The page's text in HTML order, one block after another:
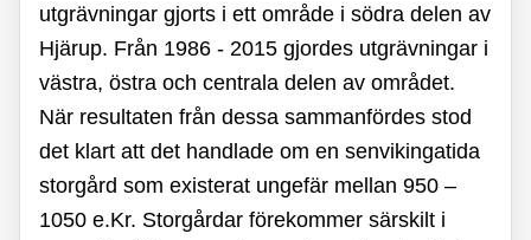
utgrävningar gjorts i ett område i södra delen av
Hjärup. Från 1986 - 2015 gjordes utgrävningar i
västra, östra och centrala delen av området.
När resultaten från dessa sammanfördes stod
det klart att det handlade om en senvikingatida
storgård som existerat ungefär mellan 950 –
1050 e.Kr. Storgårdar förekommer särskilt i